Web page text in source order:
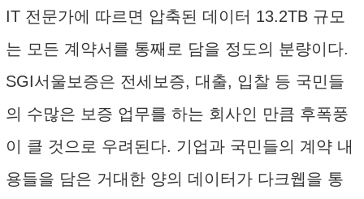
IT 전문가에 따르면 압축된 데이터 13.2TB 규모
는 모든 계약서를 통째로 담을 정도의 분량이다.
SGI서울보증은 전세보증, 대출, 입찰 등 국민들
의 수많은 보증 업무를 하는 회사인 만큼 후폭풍
이 클 것으로 우려된다. 기업과 국민들의 계약 내
용들을 담은 거대한 양의 데이터가 다크웹을 통